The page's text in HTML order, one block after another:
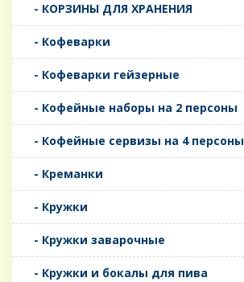
- КОРЗИНЫ ДЛЯ ХРАНЕНИЯ
- Кофеварки
- Кофеварки гейзерные
- Кофейные наборы на 2 персоны
- Кофейные сервизы на 4 персоны
- Креманки
- Кружки
- Кружки заварочные
- Кружки и бокалы для пива